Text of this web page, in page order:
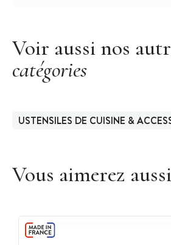
Voir aussi nos
catégories
USTENSILES DE CUISINE &
Vous aimerez aussi